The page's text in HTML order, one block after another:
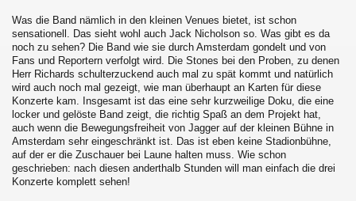
Was die Band nämlich in den kleinen Venues bietet, ist schon
sensationell. Das sieht wohl auch Jack Nicholson so. Was gibt es da
noch zu sehen? Die Band wie sie durch Amsterdam gondelt und von
Fans und Reportern verfolgt wird. Die Stones bei den Proben, zu denen
Herr Richards schulterzuckend auch mal zu spät kommt und natürlich
wird auch noch mal gezeigt, wie man überhaupt an Karten für diese
Konzerte kam. Insgesamt ist das eine sehr kurzweilige Doku, die eine
locker und gelöste Band zeigt, die richtig Spaß an dem Projekt hat,
auch wenn die Bewegungsfreiheit von Jagger auf der kleinen Bühne in
Amsterdam sehr eingeschränkt ist. Das ist eben keine Stadionbühne,
auf der er die Zuschauer bei Laune halten muss. Wie schon
geschrieben: nach diesen anderthalb Stunden will man einfach die drei
Konzerte komplett sehen!